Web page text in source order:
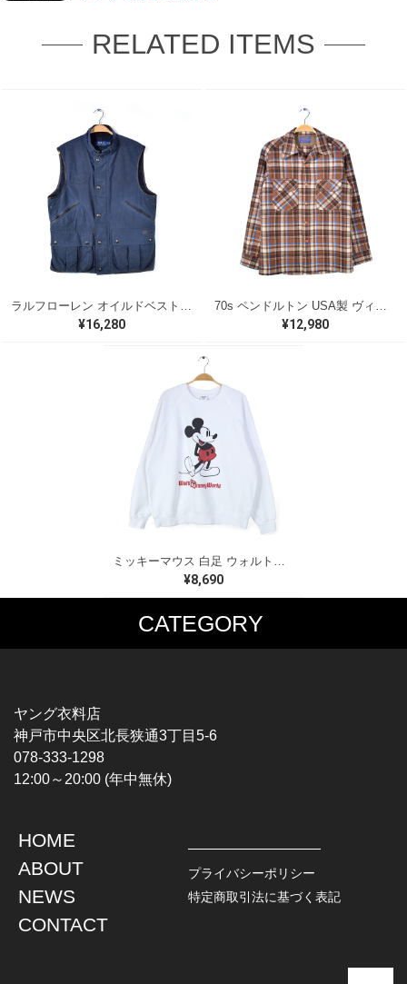
RELATED ITEMS
¥16,280 ¥12,980
ミッキーマウス 白足 ウォルトディズニーオフィシャル スウェット ホワイト WALT DISNEY WORLD ウォルトディズニーオフィシャル サイズXL相当 古着 CF0995
¥8,690
CATEGORY
MUSIC TEE
HARDCORE / PUNK
PROGLESSIVE ROCK
POPS
SOUL / R&B
T-SHIRTS
CHAMPION
TOPS
L / S SHIRT
S / S SHIRT
HAWAIIAN SHIRT
JACKET
DENIM
LEATHER
ヤング衣料店
神戸市中央区北長狭通3丁目5-6
078-333-1298
12:00～20:00 (年中無休)
HOME
ABOUT
NEWS
CONTACT
プライバシーポリシー
特定商取引法に基づく表記